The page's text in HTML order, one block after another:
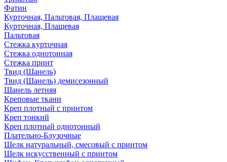
Фатин
Курточная, Пальтовая, Плащевая
Курточная, Плащевая
Пальтовая
Стежка курточная
Стежка однотонная
Стежка принт
Твид (Шанель)
Твид (Шанель) демисезонный
Шанель летняя
Креповые ткани
Креп плотный с принтом
Креп тонкий
Креп плотный однотонный
Плательно-Блузочные
Шелк натуральный, смесовый с принтом
Шелк искусственный с принтом